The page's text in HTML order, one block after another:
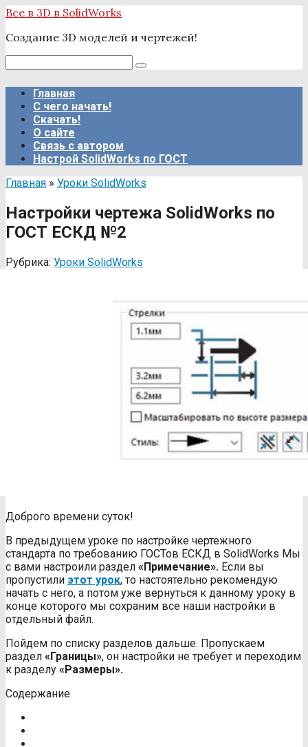
Перейти
контенту
Все в 3D в SolidWorks
Создание 3D моделей и чертежей!
Главная
С чего начать!
Скачать!
О сайте
Связь с автором
Настрой SolidWorks по ГОСТ
Главная » Уроки SolidWorks
Настройки чертежа SolidWorks по
ГОСТ ЕСКД №2
Рубрика: Уроки SolidWorks
Доброго времени суток!
В предыдущем уроке по настройке чертежного
стандарта по требованию ГОСТов ЕСКД в SolidWorks Мы
с вами настроили раздел «Примечание». Если вы
пропустили этот урок, то настоятельно рекомендую
начать с него, а потом уже вернуться к данному уроку в
конце которого мы сохраним все наши настройки в
отдельный файл.
Пойдем по списку разделов дальше. Пропускаем
раздел «Границы», он настройки не требует и переходим
к разделу «Размеры».
Содержание